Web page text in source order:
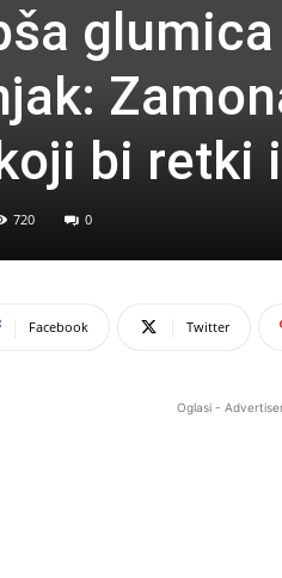
bi retki
720 0
Facebook Twitter
Oglasi -